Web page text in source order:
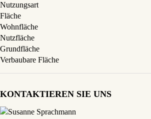
Nutzungsart
Fläche
Wohnfläche
Nutzfläche
Grundfläche
Verbaubare Fläche
KONTAKTIEREN SIE UNS